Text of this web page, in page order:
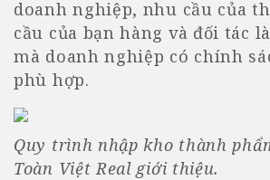
doanh nghiệp, nhu cầu của
cầu của bạn hàng và đối tác
mà doanh nghiệp có chính
phù hợp.
Quy trình nhập kho thành
Toàn Việt Real giới thiệu.